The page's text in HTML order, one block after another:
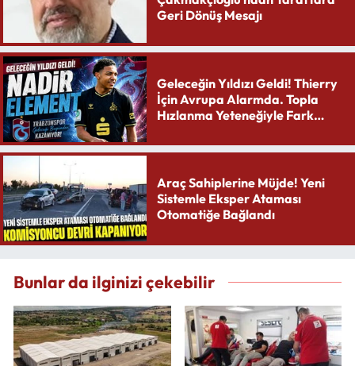
Geri Dönüş Mesajı
Geleceğin Yıldızı Geldi! Thierry
İçin Avrupa Alarmda. Topla
Hızlanma Yeteneğiyle Fark
Araç Sahiplerine Müjde! Yeni
Sistemle Eksper Ataması
Otomatiğe Bağlandı
Bunlar da ilginizi çekebilir